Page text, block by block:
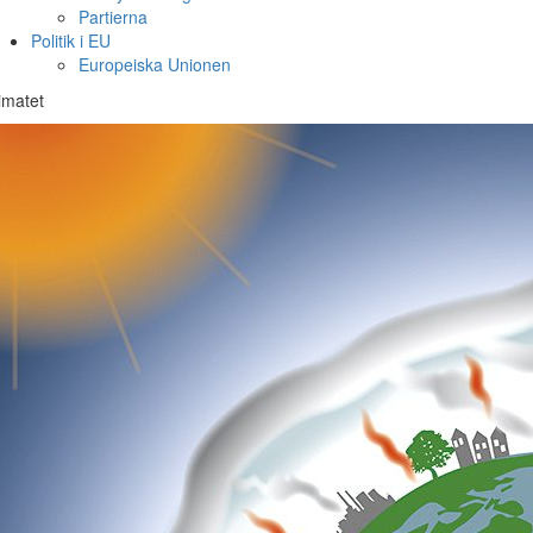
Partierna
Politik i EU
Europeiska Unionen